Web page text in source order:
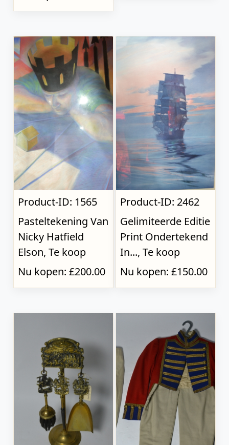
Product-ID: 1565
Pasteltekening Van
Nicky Hatfield
Elson, Te koop
Nu kopen: £200.00
Product-ID: 2462
Gelimiteerde Editie
Print Ondertekend
In..., Te koop
Nu kopen: £150.00